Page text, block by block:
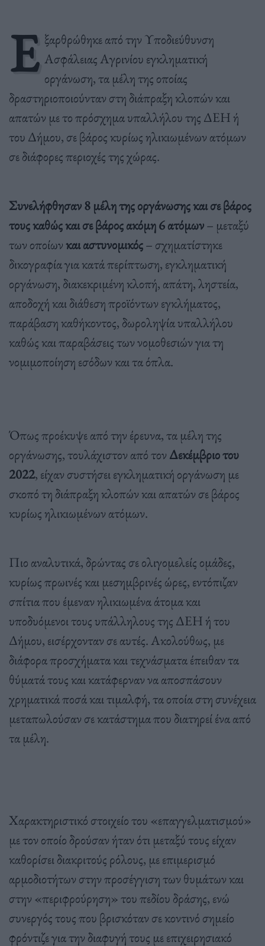
Ε ξαρθρώθηκε από την Υποδιεύθυνση
Ασφάλειας Αγρινίου εγκληματική
οργάνωση, τα μέλη της οποίας
δραστηριοποιούνταν στη διάπραξη κλοπών και
απατών με το πρόσχημα υπαλλήλου της ΔΕΗ ή
του Δήμου, σε βάρος κυρίως ηλικιωμένων ατόμων
σε διάφορες περιοχές της χώρας.
Συνελήφθησαν 8 μέλη της οργάνωσης και σε βάρος
τους καθώς και σε βάρος ακόμη 6 ατόμων– μεταξύ
των οποίωνκαι αστυνομικός– σχηματίστηκε
δικογραφία για κατά περίπτωση, εγκληματική
οργάνωση, διακεκριμένη κλοπή, απάτη, ληστεία,
αποδοχή και διάθεση προϊόντων εγκλήματος,
παράβαση καθήκοντος, δωροληψία υπαλλήλου
καθώς και παραβάσεις των νομοθεσιών για τη
νομιμοποίηση εσόδων και τα όπλα.
Όπως προέκυψε από την έρευνα, τα μέλη της
οργάνωσης, τουλάχιστον από τον Δεκέμβριο του
2022, είχαν συστήσει εγκληματική οργάνωση με
σκοπό τη διάπραξη κλοπών και απατών σε βάρος
κυρίως ηλικιωμένων ατόμων.
Πιο αναλυτικά, δρώντας σε ολιγομελείς ομάδες,
κυρίως πρωινές και μεσημβρινές ώρες, εντόπιζαν
σπίτια που έμεναν ηλικιωμένα άτομα και
υποδυόμενοι τους υπάλληλους της ΔΕΗ ή του
Δήμου, εισέρχονταν σε αυτές. Ακολούθως, με
διάφορα προσχήματα και τεχνάσματα έπειθαν τα
θύματά τους και κατάφερναν να αποσπάσουν
χρηματικά ποσά και τιμαλφή, τα οποία στη συνέχεια
μεταπωλούσαν σε κατάστημα που διατηρεί ένα από
τα μέλη.
Χαρακτηριστικό στοιχείο του «επαγγελματισμού»
με τον οποίο δρούσαν ήταν ότι μεταξύ τους είχαν
καθορίσει διακριτούς ρόλους, με επιμερισμό
αρμοδιοτήτων στην προσέγγιση των θυμάτων και
στην «περιφρούρηση» του πεδίου δράσης, ενώ
συνεργός τους που βρισκόταν σε κοντινό σημείο
φρόντιζε για την διαφυγή τους με επιχειρησιακό